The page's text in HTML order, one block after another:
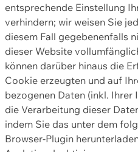
entsprechende Einstellung
verhindern; wir weisen Sie
diesem Fall gegebenenfalls
dieser Website
können darüber hinaus die
Cookie erzeugten und auf
bezogenen Daten (inkl. Ihrer
die Verarbeitung dieser
indem Sie das unter dem
Browser-Plugin